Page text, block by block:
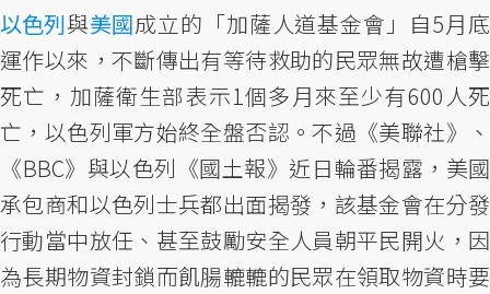
以色列與美國成立的「加薩人道基金會」自5月底
運作以來，不斷傳出有等待救助的民眾無故遭槍擊
死亡，加薩衛生部表示1個多月來至少有600人死
亡，以色列軍方始終全盤否認。不過《美聯社》、
《BBC》與以色列《國土報》近日輪番揭露，美國
承包商和以色列士兵都出面揭發，該基金會在分發
行動當中放任、甚至鼓勵安全人員朝平民開火，因
為長期物資封鎖而飢腸轆轆的民眾在領取物資時要